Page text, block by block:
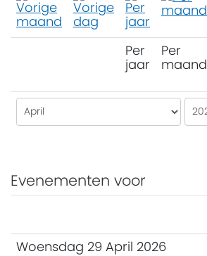
Per
jaar
Per
maand
Evenementen voor
Woensdag 29 April 2026